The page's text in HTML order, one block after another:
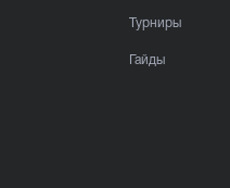
Турниры
Гайды